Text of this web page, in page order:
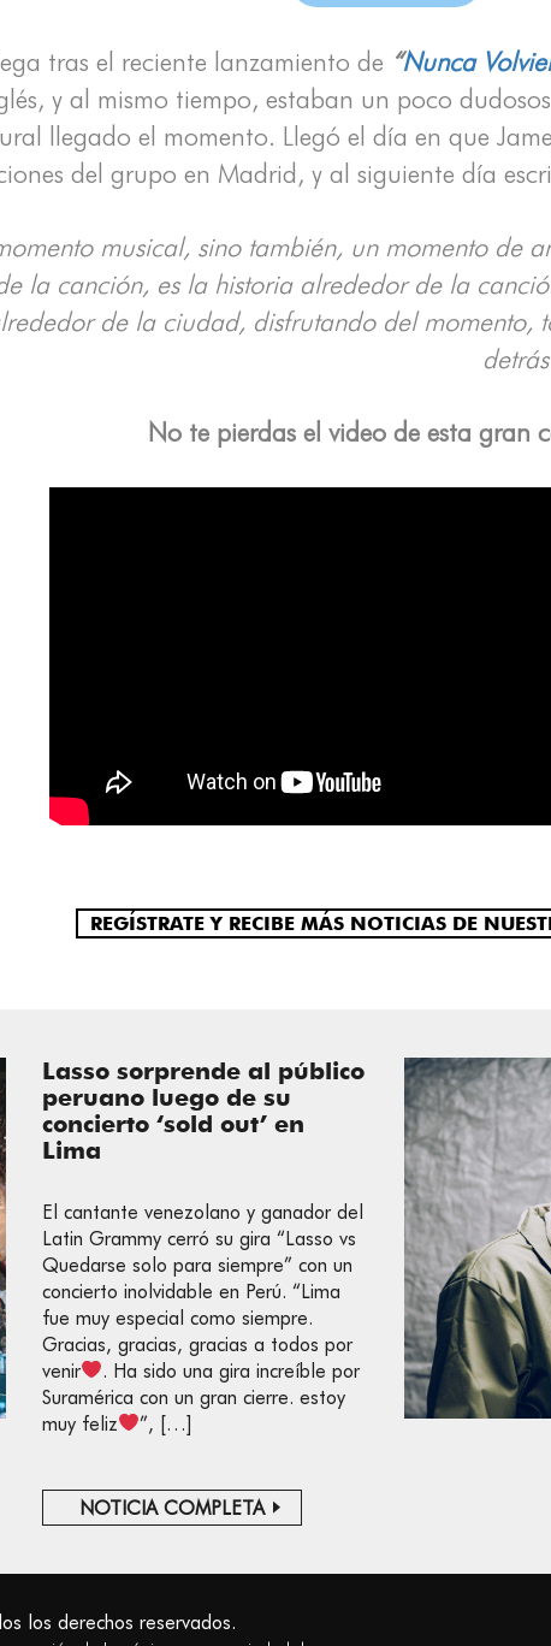
tras el reciente lanzamiento de “Nunca
y al mismo tiempo, estaban un poco
llegado el momento. Llegó el día en que
del grupo en Madrid, y al siguiente día
musical, sino también, un momento de
la canción, es la historia alrededor de la
de la ciudad, disfrutando del momento,
No te pierdas el video de esta gran
REGÍSTRATE Y RECIBE MÁS NOTICIAS DE
Lasso sorprende al público
peruano luego de su
concierto ‘sold out’ en
Lima
El cantante venezolano y ganador del
Latin Grammy cerró su gira “Lasso vs
Quedarse solo para siempre” con un
concierto inolvidable en Perú. “Lima
fue muy especial como siempre.
Gracias, gracias, gracias a todos por
venir
. Ha sido una gira increíble por
Suramérica con un gran cierre. estoy
muy feliz
”, […]
NOTICIA COMPLETA
los derechos reservados.